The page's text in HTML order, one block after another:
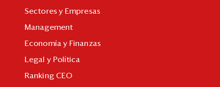
Sectores y Empresas
Management
Economía y Finanzas
Legal y Política
Ranking CEO